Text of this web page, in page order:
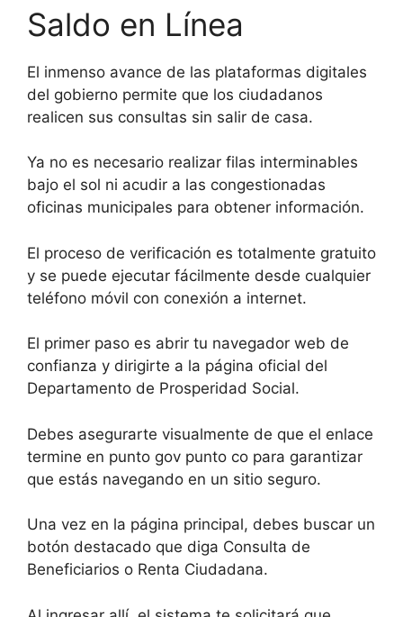
Saldo en Línea
El inmenso avance de las plataformas digitales
del gobierno permite que los ciudadanos
realicen sus consultas sin salir de casa.
Ya no es necesario realizar filas interminables
bajo el sol ni acudir a las congestionadas
oficinas municipales para obtener información.
El proceso de verificación es totalmente gratuito
y se puede ejecutar fácilmente desde cualquier
teléfono móvil con conexión a internet.
El primer paso es abrir tu navegador web de
confianza y dirigirte a la página oficial del
Departamento de Prosperidad Social.
Debes asegurarte visualmente de que el enlace
termine en punto gov punto co para garantizar
que estás navegando en un sitio seguro.
Una vez en la página principal, debes buscar un
botón destacado que diga Consulta de
Beneficiarios o Renta Ciudadana.